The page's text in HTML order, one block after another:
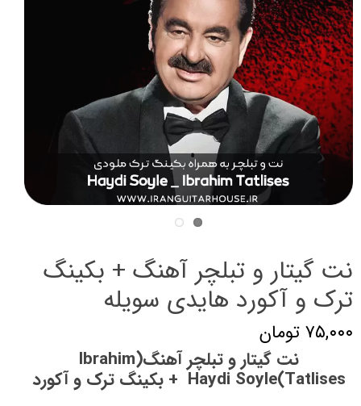
نت گیتار و تبلچر آهنگ + بکینگ
ترک و آکورد هایدی سویله
۷۵,۰۰۰ تومان
نت گیتار و تبلچر آهنگ(Ibrahim
Tatlises)Haydi Soyle + بکینگ ترک و آکورد